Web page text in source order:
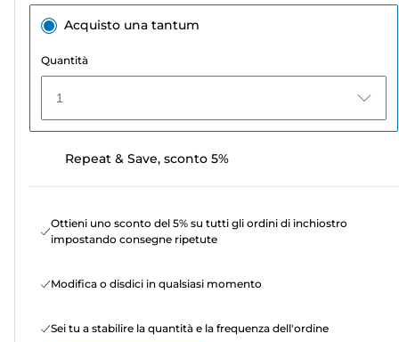
Acquisto una tantum
Quantità
1
Repeat & Save, sconto 5%
Ottieni uno sconto del 5% su tutti gli ordini di inchiostro
impostando consegne ripetute
Modifica o disdici in qualsiasi momento
Sei tu a stabilire la quantità e la frequenza dell'ordine